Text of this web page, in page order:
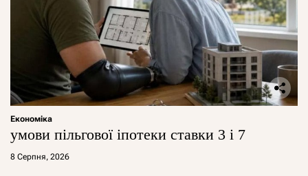
Економіка
умови пільгової іпотеки ставки 3 і 7
8 Серпня, 2026